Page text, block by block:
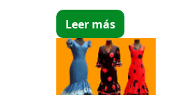
Leer más